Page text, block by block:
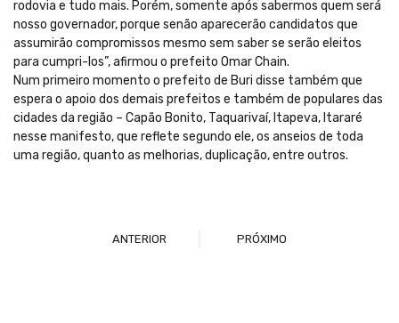
rodovia e tudo mais. Porém, somente após sabermos quem será
nosso governador, porque senão aparecerão candidatos que
assumirão compromissos mesmo sem saber se serão eleitos
para cumpri-los”, afirmou o prefeito Omar Chain.
Num primeiro momento o prefeito de Buri disse também que
espera o apoio dos demais prefeitos e também de populares das
cidades da região – Capão Bonito, Taquarivaí, Itapeva, Itararé
nesse manifesto, que reflete segundo ele, os anseios de toda
uma região, quanto as melhorias, duplicação, entre outros.
ANTERIOR PRÓXIMO